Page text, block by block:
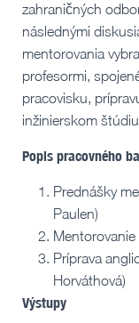
zahraničných
následnými
mentorovania
profesormi,
pracovisku,
inžinierskom
Popis pracovného
Prednášky
Paulen)
Príprava
Horváthová)
Výstupy